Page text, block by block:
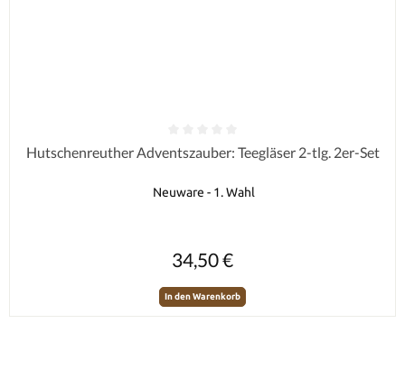
Durchschnittliche Bewertung von 0 von 5 Sternen
Hutschenreuther Adventszauber: Teegläser 2-tlg. 2er-Set
Neuware - 1. Wahl
34,50 €
In den Warenkorb